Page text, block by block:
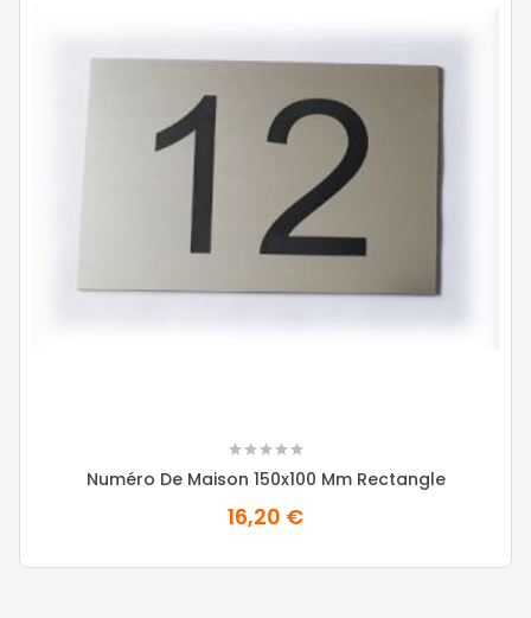
Numéro De Maison 150x100 Mm Rectangle
16,20 €